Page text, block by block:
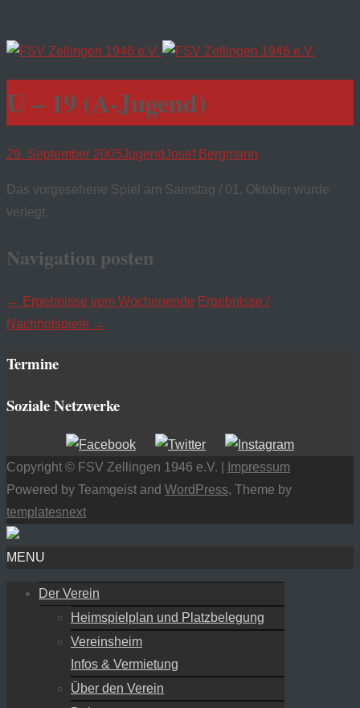
U – 19 (A-Jugend)
29. September 2005JugendJosef Bergmann
Das vorgesehene Spiel am Samstag / 01. Oktober wurde
verlegt.
Navigation posten
← Ergebnisse vom Wochenende Ergebnisse /
Nachholspiele →
Termine
Soziale Netzwerke
Copyright © FSV Zellingen 1946 e.V. |
Impressum
Powered by Teamgeist and WordPress, Theme by
templatesnext
MENU
Der Verein
Heimspielplan und Platzbelegung
Vereinsheim
Infos & Vermietung
Über den Verein